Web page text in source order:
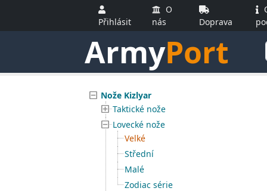
Přihlásit
O
nás
Doprava
ArmyPort
Nože Kizlyar
Taktické nože
Lovecké nože
Velké
Střední
Malé
Zodiac série